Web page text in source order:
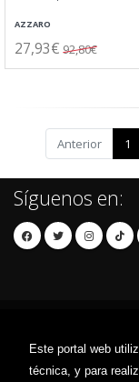
Este portal web
técnica, y para
AZZARO
27,93€ 92,80€
Anterior 1
Síguenos en: